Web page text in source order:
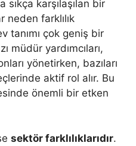
sıkça karşılaşılan bir
neden farklılık
tanımı çok geniş bir
müdür yardımcıları,
yönetirken, bazıları
aktif rol alır. Bu
önemli bir etken
sektör farklılıklarıdır.